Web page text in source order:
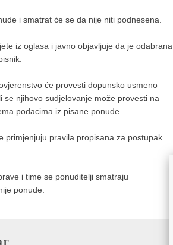
i smatrat će se da nije niti podnesena.
iz oglasa i javno objavljuje da je odabrana
će provesti dopunsko usmeno
njihovo sudjelovanje može provesti na
podacima iz pisane ponude.
primjenjuju pravila propisana za postupak
i time se ponuditelji smatraju
ponude.